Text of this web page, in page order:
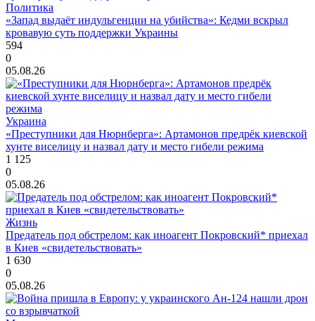
Политика
«Запад выдаёт индульгенции на убийства»: Кедми вскрыл
кровавую суть поддержки Украины
594
0
05.08.26
Украина
«Преступники для Нюрнберга»: Артамонов предрёк киевской
хунте виселицу и назвал дату и место гибели режима
1 125
0
05.08.26
Жизнь
Предатель под обстрелом: как иноагент Покровский* приехал
в Киев «свидетельствовать»
1 630
0
05.08.26